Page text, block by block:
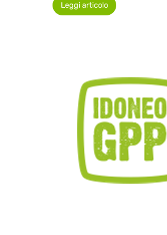
Leggi articolo